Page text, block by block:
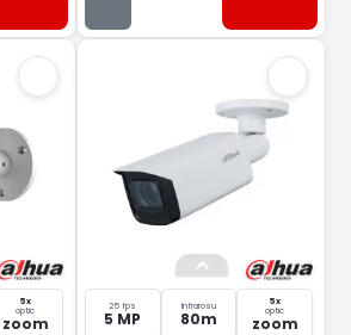
5x
optic
zoom
25 fps
5 MP
Infrarosu
80m
5x
optic
zoom